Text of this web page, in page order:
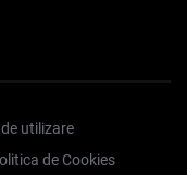
utilizare
de Cookies